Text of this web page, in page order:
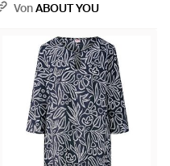
VonABOUT YOU